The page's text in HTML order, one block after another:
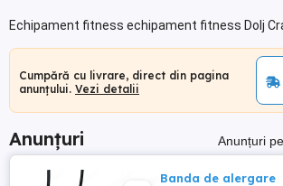
Echipament fitness echipament fitness Dolj
Cumpără cu livrare, direct din pagina
anunțului. Vezi detalii
Anunțuri Anunțuri
Banda de alergare